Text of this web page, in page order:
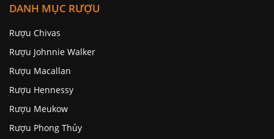
DANH MỤC RƯỢU
Rượu Chivas
Rượu Johnnie Walker
Rượu Macallan
Rượu Hennessy
Rượu Meukow
Rượu Phong Thủy